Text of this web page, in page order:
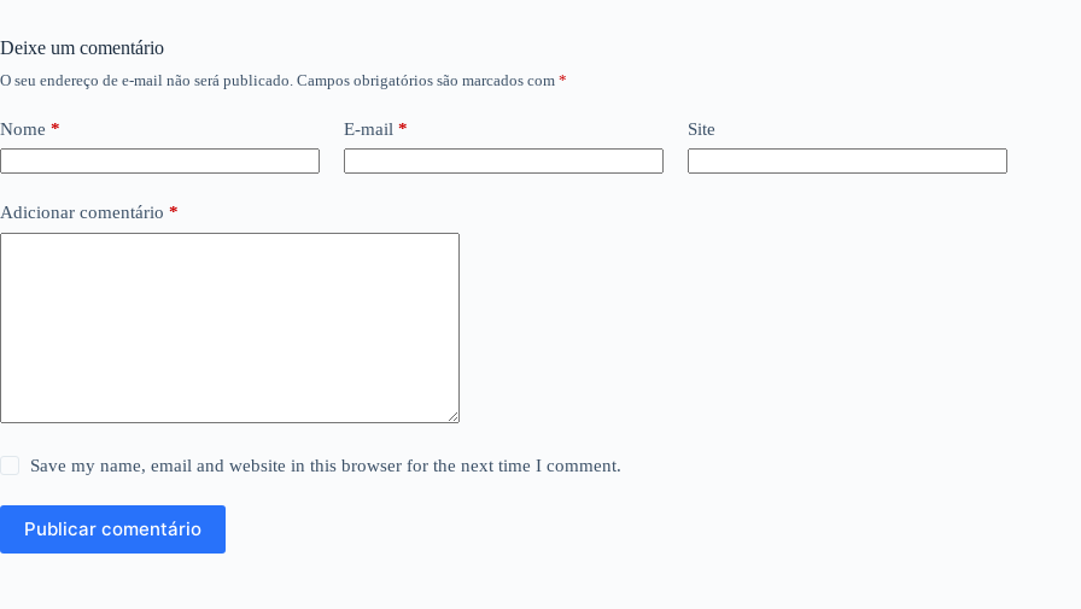
Deixe um comentário
O seu endereço de e-mail não será publicado. Campos obrigatórios são marcados com *
Nome * E-mail * Site
Adicionar comentário *
Save my name, email and website in this browser for the next time I comment.
Publicar comentário